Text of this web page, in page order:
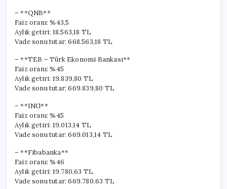
– **QNB**
Faiz oranı: %43,5
Aylık getiri: 18.563,18 TL
Vade sonu tutar: 668.563,18 TL
– **TEB – Türk Ekonomi Bankası**
Faiz oranı: %45
Aylık getiri: 19.839,80 TL
Vade sonu tutar: 669.839,80 TL
– **ING**
Faiz oranı: %45
Aylık getiri: 19.013,14 TL
Vade sonu tutar: 669.013,14 TL
– **Fibabanka**
Faiz oranı: %46
Aylık getiri: 19.780,63 TL
Vade sonu tutar: 669.780,63 TL